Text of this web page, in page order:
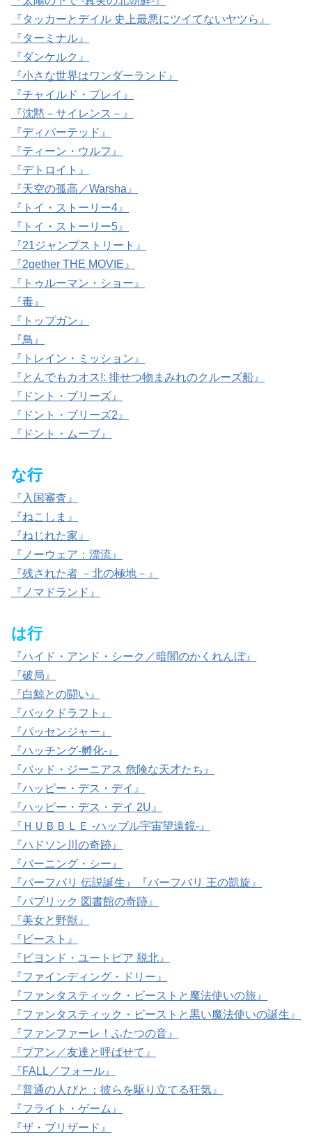
『タッカーとデイル 史上最悪にツイてないヤツら』
『ターミナル』
『ダンケルク』
『小さな世界はワンダーランド』
『チャイルド・プレイ』
『沈黙－サイレンス－』
『ディパーテッド』
『ティーン・ウルフ』
『デトロイト』
『天空の孤高／Warsha』
『トイ・ストーリー4』
『トイ・ストーリー5』
『21ジャンプストリート』
『2gether THE MOVIE』
『トゥルーマン・ショー』
『毒』
『トップガン』
『鳥』
『トレイン・ミッション』
『とんでもカオス!: 排せつ物まみれのクルーズ船』
『ドント・ブリーズ』
『ドント・ブリーズ2』
『ドント・ムーブ』
な行
『入国審査』
『ねこしま』
『ねじれた家』
『ノーウェア：漂流』
『残された者 －北の極地－』
『ノマドランド』
は行
『ハイド・アンド・シーク／暗闇のかくれんぼ』
『破局』
『白鯨との闘い』
『バックドラフト』
『パッセンジャー』
『ハッチング-孵化-』
『バッド・ジーニアス 危険な天才たち』
『ハッピー・デス・デイ』
『ハッピー・デス・デイ 2U』
『ＨＵＢＢＬＥ -ハッブル宇宙望遠鏡-』
『ハドソン川の奇跡』
『バーニング・シー』
『バーフバリ 伝説誕生』『バーフバリ 王の凱旋』
『パブリック 図書館の奇跡』
『美女と野獣』
『ビースト』
『ビヨンド・ユートピア 脱北』
『ファインディング・ドリー』
『ファンタスティック・ビーストと魔法使いの旅』
『ファンタスティック・ビーストと黒い魔法使いの誕生』
『ファンファーレ！ふたつの音』
『プアン／友達と呼ばせて』
『FALL／フォール』
『普通の人びと：彼らを駆り立てる狂気』
『フライト・ゲーム』
『ザ・ブリザード』